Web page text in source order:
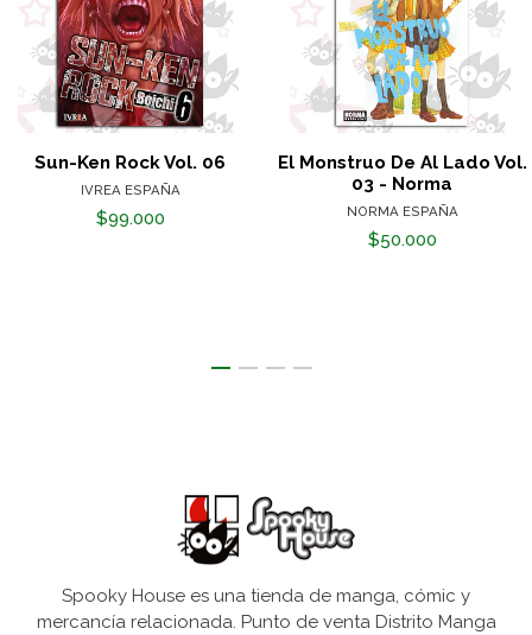
Sun-Ken Rock Vol. 06
IVREA ESPAÑA
$99.000
El Monstruo De Al Lado Vol.
03 - Norma
NORMA ESPAÑA
$50.000
Spooky House es una tienda de manga, cómic y
mercancía relacionada. Punto de venta Distrito Manga